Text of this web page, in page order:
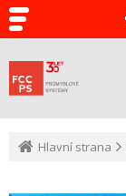
Hlavní strana